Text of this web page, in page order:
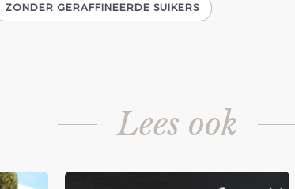
ZONDER GERAFFINEERDE SUIKERS
Lees ook